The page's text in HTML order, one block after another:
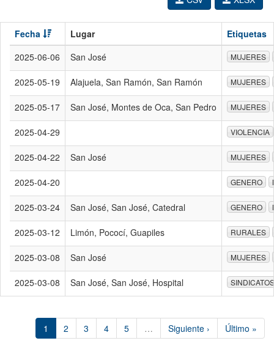
Fecha Lugar
Etiquetas
2025-06-06
San José MUJERES
2025-05-19 Alajuela, San Ramón, San Ramón MUJERES
2025-05-17 San José, Montes de Oca, San Pedro MUJERES
2025-04-29 VIOLENCIA
2025-04-22 San José MUJERES
2025-04-20 GENERO
2025-03-24 San José, San José, Catedral GENERO
2025-03-12 Limón, Pococí, Guapiles RURALES
2025-03-08 San José MUJERES
2025-03-08 San José, San José, Hospital SINDICATOS
1 2 3 4 5 … Siguiente › Último »